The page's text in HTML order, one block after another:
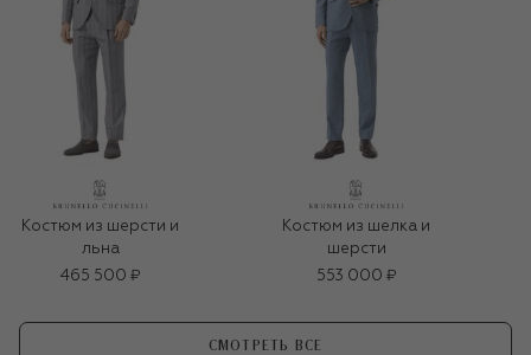
Костюм из шерсти и
льна
465 500 ₽
Костюм из шелка и
шерсти
553 000 ₽
СМОТРЕТЬ ВСЕ